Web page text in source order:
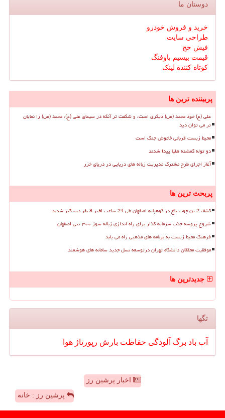
دوستان ما
خرید و فروش خودرو
طراحی سایت
فیش حج
قیمت بیسیم باوفنگ
کوتاه کننده لینک
پربیننده ترین ها
علی (ع) خود محمد (ص) دیگری است، و شگفت تر آنکه در سیمای علی (ع)، محمد (ص) را نمایان
تر می توان دید
محیط زیست قربانی خاموش جنگ است
دو توله گمشده هلیا پیدا شدند
آغاز اجرای طرح مشترک مدیریت زباله های دریایی در دریای خزر
پربحث ترین ها
کشف 2 تن چوب تاغ در کوهپایه اصفهان طی 24 ساعت اخیر 8 نفر دستگیر شدند
شروع پروسه جذب سرمایه گذار برای راه اندازی زباله سوز ۳۰۰ تنی اصفهان
فرهنگ محیط زیست به برنامه های مذهبی راه می یابد
موفقیت محققان دانشگاه تهران درتوسعه نسل جدید سامانه های هوشمند
جدیدترین ها
تگها
آب باد برگ آلودگی حفاظت بارش رپورتاژ هوا
اخبار پرشین رز
پرشین رز : خانه